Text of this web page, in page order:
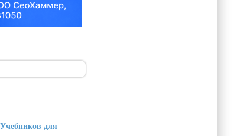
Учебников для